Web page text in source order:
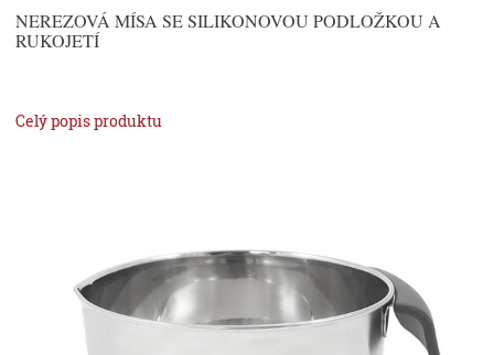
NEREZOVÁ MÍSA SE SILIKONOVOU PODLOŽKOU A
RUKOJETÍ
Celý popis produktu